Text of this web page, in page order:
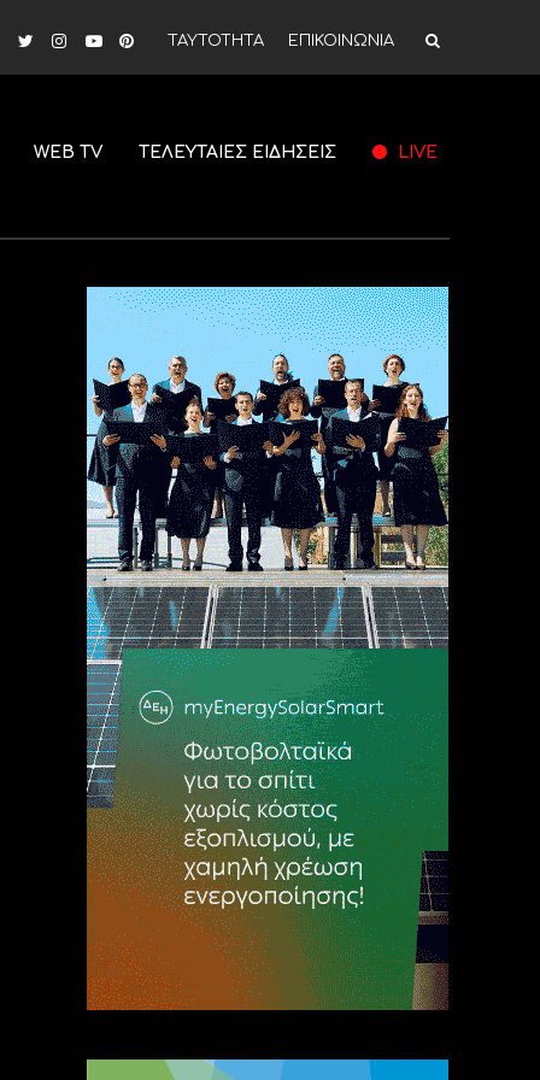
ΤΑΥΤΟΤΗΤΑ ΕΠΙΚΟΙΝΩΝΙΑ
WEB TV ΤΕΛΕΥΤΑΙΕΣ ΕΙΔΗΣΕΙΣ LIVE